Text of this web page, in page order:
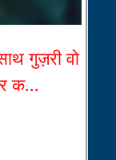
गुज़री वो
क...